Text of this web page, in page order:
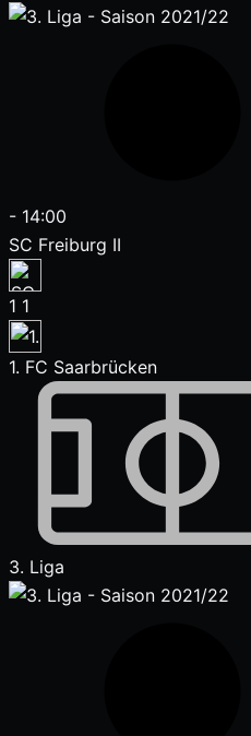
- 14:00
SC Freiburg II
1 1
1. FC Saarbrücken
3. Liga